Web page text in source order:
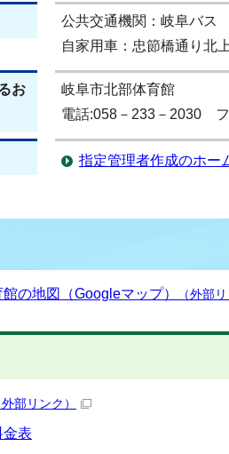
公共交通機関：岐阜バ
自家用車：忠節橋通り
お
岐阜市北部体育館
電話:058－233－2030
指定管理者作成のホー
の地図（Googleマップ） （外部リ
外部リンク）
金表